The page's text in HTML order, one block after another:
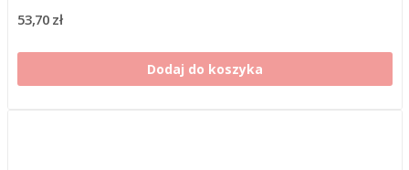
53,70 zł
Dodaj do koszyka